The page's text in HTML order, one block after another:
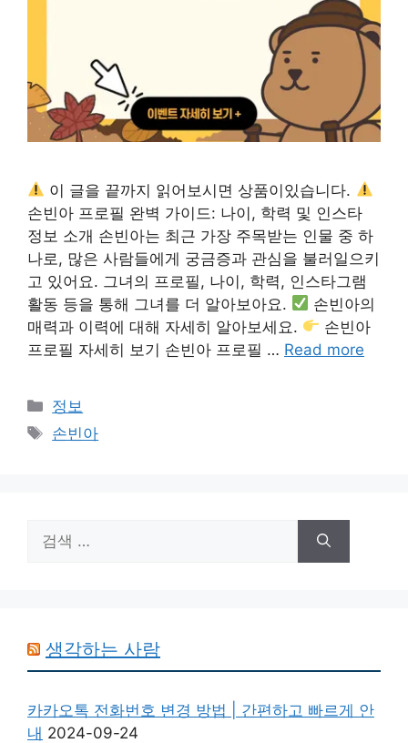
이 글을 끝까지 읽어보시면 상품이있습니다.
손빈아 프로필 완벽 가이드: 나이, 학력 및 인스타
정보 소개 손빈아는 최근 가장 주목받는 인물 중 하
나로, 많은 사람들에게 궁금증과 관심을 불러일으키
고 있어요. 그녀의 프로필, 나이, 학력, 인스타그램
활동 등을 통해 그녀를 더 알아보아요.
손빈아의
매력과 이력에 대해 자세히 알아보세요.
손빈아
프로필 자세히 보기 손빈아 프로필 … Read more
카
테
정보
태
손빈아
색:
생각하는 사람
카카오톡 전화번호 변경 방법 | 간편하고 빠르게 안
내 2024-09-24